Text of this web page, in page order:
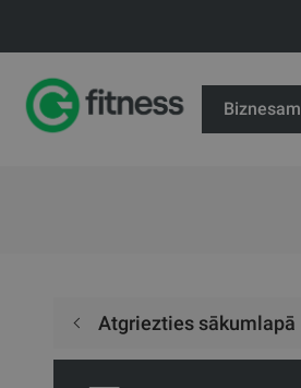
Biznesam
Atgriezties sākumlapā